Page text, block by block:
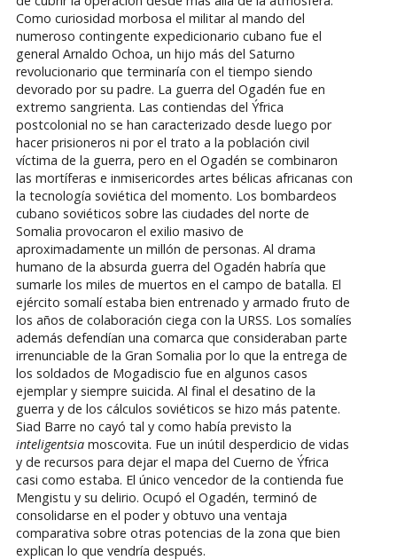
Como curiosidad morbosa el militar al mando del
numeroso contingente expedicionario cubano fue el
general Arnaldo Ochoa, un hijo más del Saturno
revolucionario que terminaría con el tiempo siendo
devorado por su padre. La guerra del Ogadén fue en
extremo sangrienta. Las contiendas del Ýfrica
postcolonial no se han caracterizado desde luego por
hacer prisioneros ni por el trato a la población civil
víctima de la guerra, pero en el Ogadén se combinaron
las mortíferas e inmisericordes artes bélicas africanas con
la tecnología soviética del momento. Los bombardeos
cubano soviéticos sobre las ciudades del norte de
Somalia provocaron el exilio masivo de
aproximadamente un millón de personas. Al drama
humano de la absurda guerra del Ogadén habría que
sumarle los miles de muertos en el campo de batalla. El
ejército somalí estaba bien entrenado y armado fruto de
los años de colaboración ciega con la URSS. Los somalíes
además defendían una comarca que consideraban parte
irrenunciable de la Gran Somalia por lo que la entrega de
los soldados de Mogadiscio fue en algunos casos
ejemplar y siempre suicida. Al final el desatino de la
guerra y de los cálculos soviéticos se hizo más patente.
Siad Barre no cayó tal y como había previsto la
inteligentsiamoscovita. Fue un inútil desperdicio de vidas
y de recursos para dejar el mapa del Cuerno de Ýfrica
casi como estaba. El único vencedor de la contienda fue
Mengistu y su delirio. Ocupó el Ogadén, terminó de
consolidarse en el poder y obtuvo una ventaja
comparativa sobre otras potencias de la zona que bien
explican lo que vendría después.